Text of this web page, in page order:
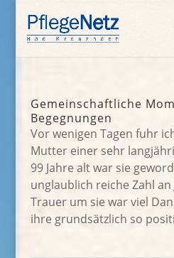
Gemeinschaftliche
Begegnungen
Vor wenigen Tagen fuhr
Mutter einer sehr
99 Jahre alt war sie
unglaublich reiche Zahl an
Trauer um sie war viel
ihre grundsätzlich so